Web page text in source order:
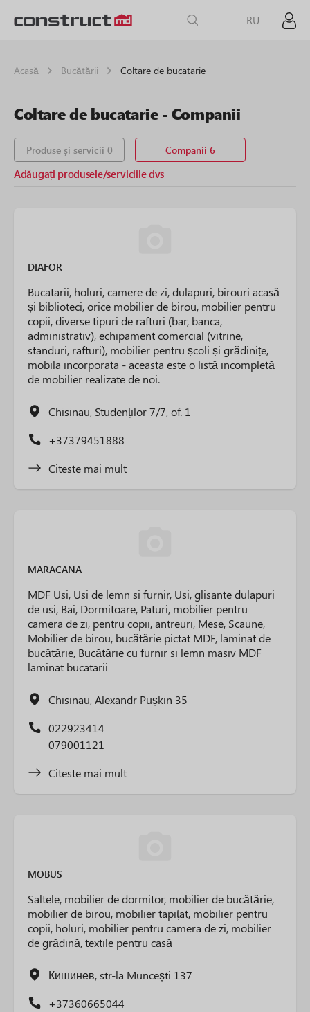
RU
Acasă Bucătării Coltare de bucatarie
Coltare de bucatarie - Сompanii
Produse și servicii 0 Companii 6
Adăugați produsele/serviciile dvs
DIAFOR
Bucatarii, holuri, camere de zi, dulapuri, birouri acasă
și biblioteci, orice mobilier de birou, mobilier pentru
copii, diverse tipuri de rafturi (bar, banca,
administrativ), echipament comercial (vitrine,
standuri, rafturi), mobilier pentru școli și grădinițe,
mobila incorporata - aceasta este o listă incompletă
de mobilier realizate de noi.
Chisinau, Studenților 7/7, of. 1
+37379451888
Citeste mai mult
MARACANA
MDF Usi, Usi de lemn si furnir, Usi, glisante dulapuri
de usi, Bai, Dormitoare, Paturi, mobilier pentru
camera de zi, pentru copii, antreuri, Mese, Scaune,
Mobilier de birou, bucătărie pictat MDF, laminat de
bucătărie, Bucătărie cu furnir si lemn masiv MDF
laminat bucatarii
Chisinau, Alexandr Pușkin 35
022923414
079001121
Citeste mai mult
MOBUS
Saltele, mobilier de dormitor, mobilier de bucătărie,
mobilier de birou, mobilier tapițat, mobilier pentru
copii, holuri, mobilier pentru camera de zi, mobilier
de grădină, textile pentru casă
Кишинев, str-la Muncești 137
+37360665044